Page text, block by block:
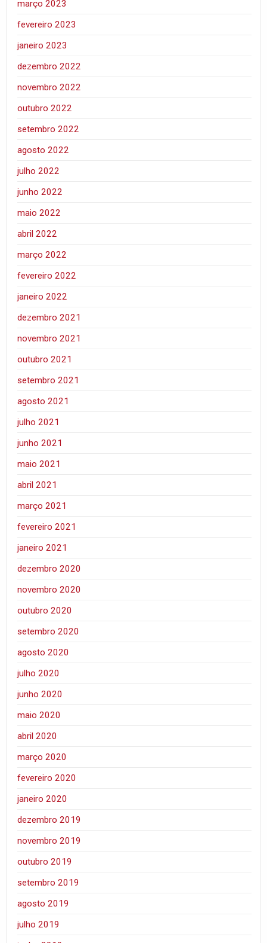
março 2023
fevereiro 2023
janeiro 2023
dezembro 2022
novembro 2022
outubro 2022
setembro 2022
agosto 2022
julho 2022
junho 2022
maio 2022
abril 2022
março 2022
fevereiro 2022
janeiro 2022
dezembro 2021
novembro 2021
outubro 2021
setembro 2021
agosto 2021
julho 2021
junho 2021
maio 2021
abril 2021
março 2021
fevereiro 2021
janeiro 2021
dezembro 2020
novembro 2020
outubro 2020
setembro 2020
agosto 2020
julho 2020
junho 2020
maio 2020
abril 2020
março 2020
fevereiro 2020
janeiro 2020
dezembro 2019
novembro 2019
outubro 2019
setembro 2019
agosto 2019
julho 2019